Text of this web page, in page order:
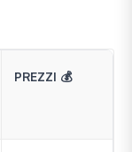
PREZZI 💰